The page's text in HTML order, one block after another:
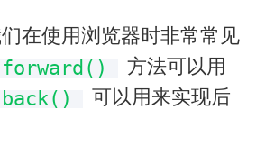
在使用浏览器时非常常见
forward()
方法可以用
back()
可以用来实现后